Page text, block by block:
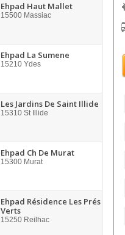
Ehpad Haut Mallet
15500 Massiac
Ehpad La Sumene
15210 Ydes
Les Jardins De Saint Illide
15310 St Illide
Ehpad Ch De Murat
15300 Murat
Ehpad Résidence Les Prés
Verts
15250 Reilhac